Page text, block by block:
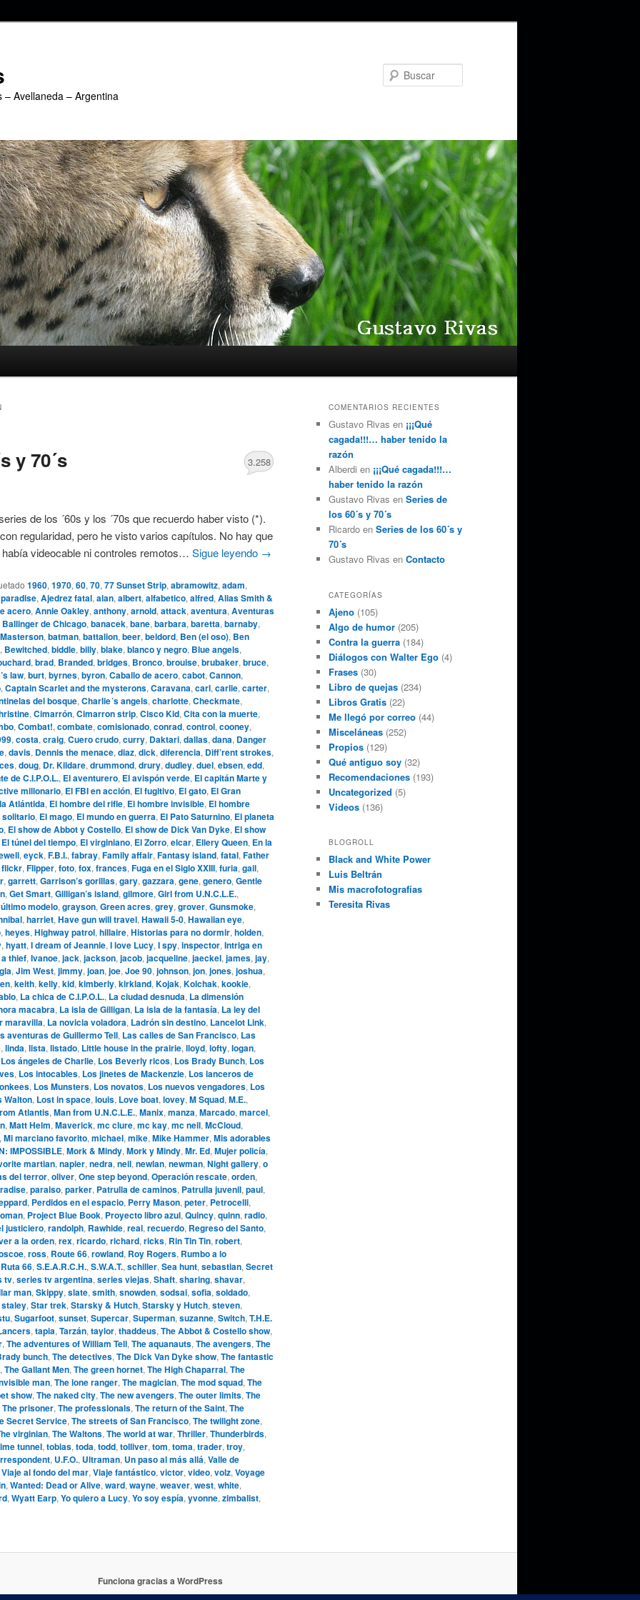
Avellaneda – Argentina
y 70´s 3.258
de los ´60s y los ´70s que recuerdo haber visto (*).
regularidad, pero he visto varios capítulos. No hay que
videocable ni controles remotos… Sigue leyendo →
1960, 1970, 60, 70, 77 Sunset Strip, abramowitz, adam,
, Ajedrez fatal, alan, albert, alfabetico, alfred, Alias Smith &
acero, Annie Oakley, anthony, arnold, attack, aventura, Aventuras
Ballinger de Chicago, banacek, bane, barbara, baretta, barnaby,
, batman, battalion, beer, beldord, Ben (el oso), Ben
, Bewitched, biddle, billy, blake, blanco y negro, Blue angels,
, brad, Branded, bridges, Bronco, brouise, brubaker, bruce,
law, burt, byrnes, byron, Caballo de acero, cabot, Cannon,
, Captain Scarlet and the mysterons, Caravana, carl, carlie, carter,
del bosque, Charlie´s angels, charlotte, Checkmate,
, Cimarrón, Cimarron strip, Cisco Kid, Cita con la muerte,
, Combat!, combate, comisionado, conrad, control, cooney,
, costa, craig, Cuero crudo, curry, Daktari, dallas, dana, Danger
, davis, Dennis the menace, diaz, dick, diferencia, Diff’rent strokes,
, doug, Dr. Kildare, drummond, drury, dudley, duel, ebsen, edd,
de C.I.P.O.L., El aventurero, El avispón verde, El capitán Marte y
millonario, El FBI en acción, El fugitivo, El gato, El Gran
Atlántida, El hombre del rifle, El hombre invisible, El hombre
solitario, El mago, El mundo en guerra, El Pato Saturnino, El planeta
, El show de Abbot y Costello, El show de Dick Van Dyke, El show
El túnel del tiempo, El virginiano, El Zorro, elcar, Ellery Queen, En la
, eyck, F.B.I., fabray, Family affair, Fantasy island, fatal, Father
flickr, Flipper, foto, fox, frances, Fuga en el Siglo XXIII, furia, gail,
, garrett, Garrison’s gorillas, gary, gazzara, gene, genero, Gentle
, Get Smart, Gilligan’s island, gilmore, Girl from U.N.C.L.E.,
modelo, grayson, Green acres, grey, grover, Gunsmoke,
, harriet, Have gun will travel, Hawaii 5-0, Hawaiian eye,
, heyes, Highway patrol, hillaire, Historias para no dormir, holden,
, hyatt, I dream of Jeannie, I love Lucy, I spy, inspector, Intriga en
thief, Ivanoe, jack, jackson, jacob, jacqueline, jaeckel, james, jay,
, Jim West, jimmy, joan, joe, Joe 90, johnson, jon, jones, joshua,
, keith, kelly, kid, kimberly, kirkland, Kojak, Kolchak, kookie,
, La chica de C.I.P.O.L., La ciudad desnuda, La dimensión
macabra, La isla de Gilligan, La isla de la fantasía, La ley del
maravilla, La novicia voladora, Ladrón sin destino, Lancelot Link,
aventuras de Guillermo Tell, Las calles de San Francisco, Las
, linda, lista, listado, Little house in the prairie, lloyd, lofty, logan,
Los ángeles de Charlie, Los Beverly ricos, Los Brady Bunch, Los
, Los intocables, Los jinetes de Mackenzie, Los lanceros de
, Los Munsters, Los novatos, Los nuevos vengadores, Los
Walton, Lost in space, louis, Love boat, lovey, M Squad, M.E.,
Atlantis, Man from U.N.C.L.E., Manix, manza, Marcado, marcel,
, Matt Helm, Maverick, mc clure, mc kay, mc neil, McCloud,
, Mi marciano favorito, michael, mike, Mike Hammer, Mis adorables
IMPOSSIBLE, Mork & Mindy, Mork y Mindy, Mr. Ed, Mujer policía,
martian, napier, nedra, neil, newlan, newman, Night gallery, o
del terror, oliver, One step beyond, Operación rescate, orden,
, paraiso, parker, Patrulla de caminos, Patrulla juvenil, paul,
, Perdidos en el espacio, Perry Mason, peter, Petrocelli,
, Project Blue Book, Proyecto libro azul, Quincy, quinn, radio,
justiciero, randolph, Rawhide, real, recuerdo, Regreso del Santo,
a la orden, rex, ricardo, richard, ricks, Rin Tin Tin, robert,
, ross, Route 66, rowland, Roy Rogers, Rumbo a lo
Ruta 66, S.E.A.R.C.H., S.W.A.T., schiller, Sea hunt, sebastian, Secret
tv, series tv argentina, series viejas, Shaft, sharing, shavar,
man, Skippy, slate, smith, snowden, sodsai, sofia, soldado,
staley, Star trek, Starsky & Hutch, Starsky y Hutch, steven,
, Sugarfoot, sunset, Supercar, Superman, suzanne, Switch, T.H.E.
, tapia, Tarzán, taylor, thaddeus, The Abbot & Costello show,
, The adventures of William Tell, The aquanauts, The avengers, The
bunch, The detectives, The Dick Van Dyke show, The fantastic
, The Gallant Men, The green hornet, The High Chaparral, The
man, The lone ranger, The magician, The mod squad, The
show, The naked city, The new avengers, The outer limits, The
The prisoner, The professionals, The return of the Saint, The
Secret Service, The streets of San Francisco, The twilight zone,
virginian, The Waltons, The world at war, Thriller, Thunderbirds,
tunnel, tobias, toda, todd, tolliver, tom, toma, trader, troy,
, U.F.O., Ultraman, Un paso al más allá, Valle de
Viaje al fondo del mar, Viaje fantástico, victor, video, volz, Voyage
, Wanted: Dead or Alive, ward, wayne, weaver, west, white,
, Wyatt Earp, Yo quiero a Lucy, Yo soy espía, yvonne, zimbalist,
COMENTARIOS RECIENTES
Gustavo Rivas en ¡¡¡Qué
cagada!!!… haber tenido la
razón
Alberdi en ¡¡¡Qué cagada!!!…
haber tenido la razón
Gustavo Rivas en Series de
los 60´s y 70´s
Ricardo en Series de los 60´s y
70´s
Gustavo Rivas en Contacto
CATEGORÍAS
Ajeno (105)
Algo de humor (205)
Contra la guerra (184)
Diálogos con Walter Ego (4)
Frases (30)
Libro de quejas (234)
Libros Gratis (22)
Me llegó por correo (44)
Misceláneas (252)
Propios (129)
Qué antiguo soy (32)
Recomendaciones (193)
Uncategorized (5)
Videos (136)
BLOGROLL
Black and White Power
Luis Beltrán
Mis macrofotografías
Teresita Rivas
Funciona gracias a WordPress